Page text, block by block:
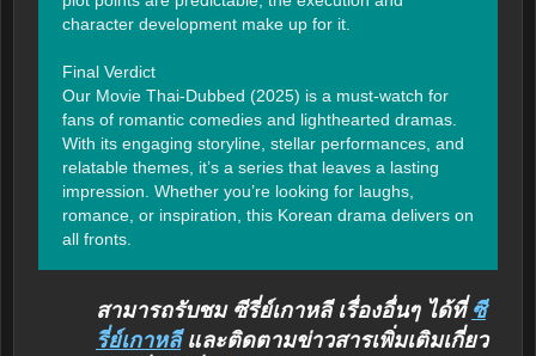
character development make up for it.
Final Verdict
Our Movie Thai-Dubbed (2025) is a must-watch for
fans of romantic comedies and lighthearted dramas.
With its engaging storyline, stellar performances, and
relatable themes, it’s a series that leaves a lasting
impression. Whether you’re looking for laughs,
romance, or inspiration, this Korean drama delivers on
all fronts.
สามารถรับชม ซีรี่ย์เกาหลี เรื่องอื่นๆ ได้ที่ ซี
รี่ย์เกาหลีและติดตามข่าวสารเพิ่มเติมเกี่ยว